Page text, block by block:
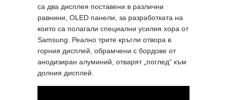
са два дисплея поставени в различни
равнини, OLED панели, за разработката на
които са полагали специални усилия хора от
Samsung. Реално трите кръгли отвора в
горния дисплей, обрамчени с бордове от
анодизиран алуминий, отварят „поглед“ към
долния дисплей.